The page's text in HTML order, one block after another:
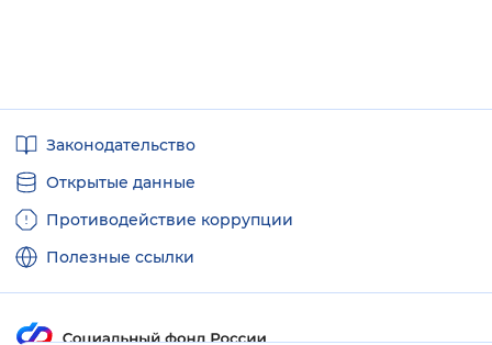
ссылкиЗаконодательство
Открытые данные
Противодействие коррупции
Полезные ссылки